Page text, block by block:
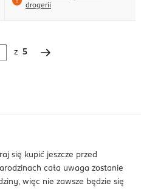
drogerii
z 5
się kupić jeszcze przed
cała uwaga zostanie
więc nie zawsze będzie się